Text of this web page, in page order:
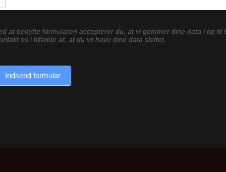
at benytte formularen accepterer du, at vi gemmer dine data i op til
os i tilfælde af, at du vil have dine data slettet.
Indsend formular